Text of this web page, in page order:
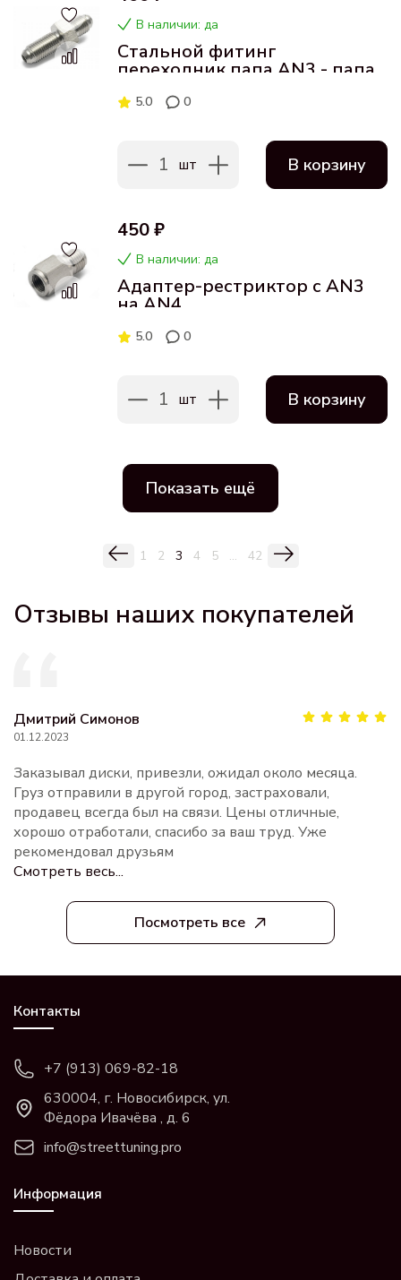
В наличии: да
Стальной фитинг
переходник папа AN3 - папа
5.0 0
1 шт В корзину
450 ₽
В наличии: да
Адаптер-рестриктор с AN3
на AN4
5.0 0
1 шт В корзину
Показать ещё
1 2 3 4 5 ... 42
Отзывы наших покупателей
Посмотреть все
Дмитрий Симонов
01.12.2023
Заказывал диски, привезли, ожидал около месяца.
Груз отправили в другой город, застраховали,
продавец всегда был на связи. Цены отличные,
хорошо отработали, спасибо за ваш труд. Уже
рекомендовал друзьям
Смотреть весь...
Контакты
+7 (913) 069-82-18
630004, г. Новосибирск, ул.
Фёдора Ивачёва , д. 6
info@streettuning.pro
Информация
Новости